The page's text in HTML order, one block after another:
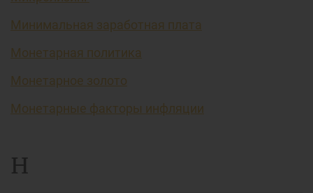
Минимальная заработная плата
Монетарная политика
Монетарное золото
Монетарные факторы инфляции
Н